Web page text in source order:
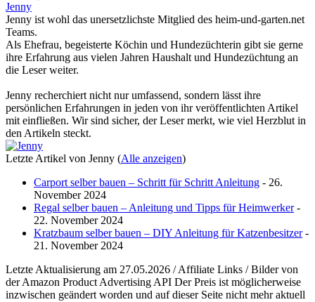
Jenny
Jenny ist wohl das unersetzlichste Mitglied des heim-und-garten.net
Teams.
Als Ehefrau, begeisterte Köchin und Hundezüchterin gibt sie gerne
ihre Erfahrung aus vielen Jahren Haushalt und Hundezüchtung an
die Leser weiter.
Jenny recherchiert nicht nur umfassend, sondern lässt ihre
persönlichen Erfahrungen in jeden von ihr veröffentlichten Artikel
mit einfließen. Wir sind sicher, der Leser merkt, wie viel Herzblut in
den Artikeln steckt.
Letzte Artikel von Jenny (Alle anzeigen)
Carport selber bauen – Schritt für Schritt Anleitung - 26.
November 2024
Regal selber bauen – Anleitung und Tipps für Heimwerker-
22. November 2024
Kratzbaum selber bauen – DIY Anleitung für Katzenbesitzer-
21. November 2024
Letzte Aktualisierung am 27.05.2026 / Affiliate Links / Bilder von
der Amazon Product Advertising API Der Preis ist möglicherweise
inzwischen geändert worden und auf dieser Seite nicht mehr aktuell